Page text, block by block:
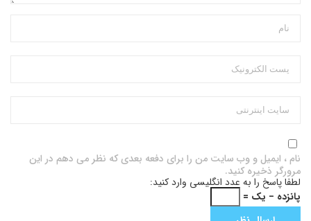
نام ، ایمیل و وب سایت من را برای دفعه بعدی که نظر می دهم در این
مرورگر ذخیره کنید.
لطفا پاسخ را به عدد انگلیسی وارد کنید:
پانزده − یک =